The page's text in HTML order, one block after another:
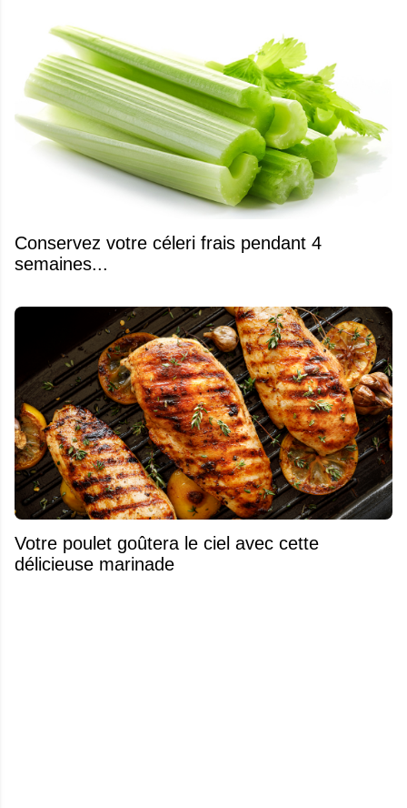
Conservez votre céleri frais pendant 4
semaines...
Votre poulet goûtera le ciel avec cette
délicieuse marinade